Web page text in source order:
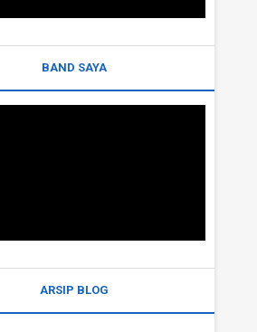
BAND SAYA
ARSIP BLOG